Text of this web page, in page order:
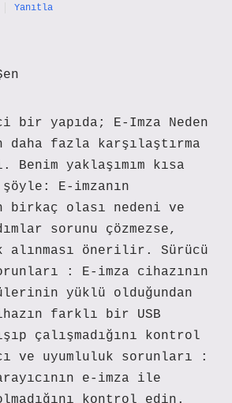
Yanıtla
bir yapıda; E-Imza Neden
daha fazla karşılaştırma
yaklaşımım kısa
E-imzanın
birkaç olası nedeni ve
sorunu çözmezse,
alınması önerilir. Sürücü
: E-imza cihazının
yüklü olduğundan
farklı bir USB
çalışmadığını kontrol
ve uyumluluk sorunları :
e-imza ile
kontrol edin.